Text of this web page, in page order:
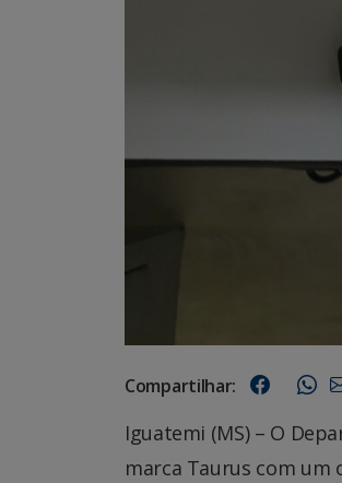
Compartilhar:
Iguatemi (MS) – O
marca Taurus com um